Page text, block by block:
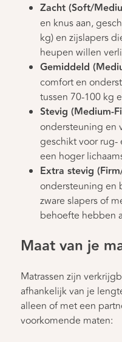
Zacht (Soft/
en knus aan,
kg) en zijslapers
heupen willen
Gemiddeld
comfort en
tussen 70-100 kg
Stevig (Medium-
ondersteuning en
geschikt voor rug-
een hoger
Extra stevig
ondersteuning en
zware slapers of
behoefte hebben
Maat van je
Matrassen zijn
afhankelijk van je
alleen of met een
voorkomende maten: